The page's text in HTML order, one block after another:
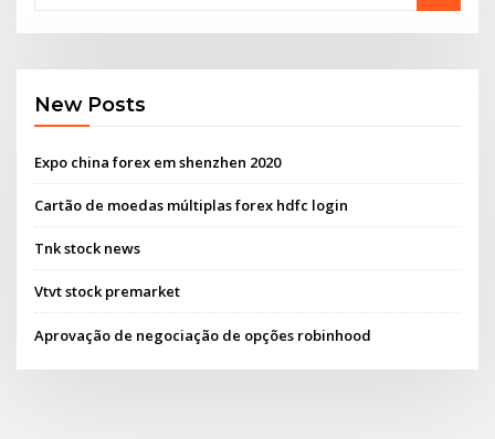
New Posts
Expo china forex em shenzhen 2020
Cartão de moedas múltiplas forex hdfc login
Tnk stock news
Vtvt stock premarket
Aprovação de negociação de opções robinhood